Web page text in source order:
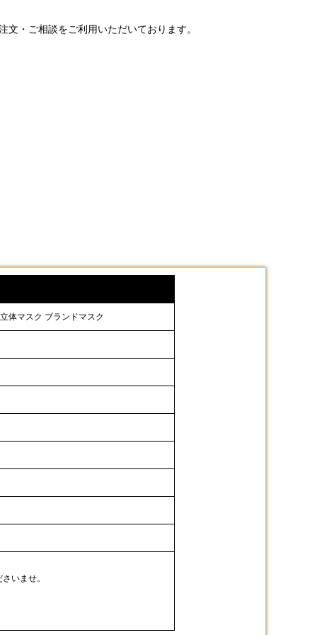
・ご相談をご利用いただいております。
体マスク ブランドマスク
いませ。